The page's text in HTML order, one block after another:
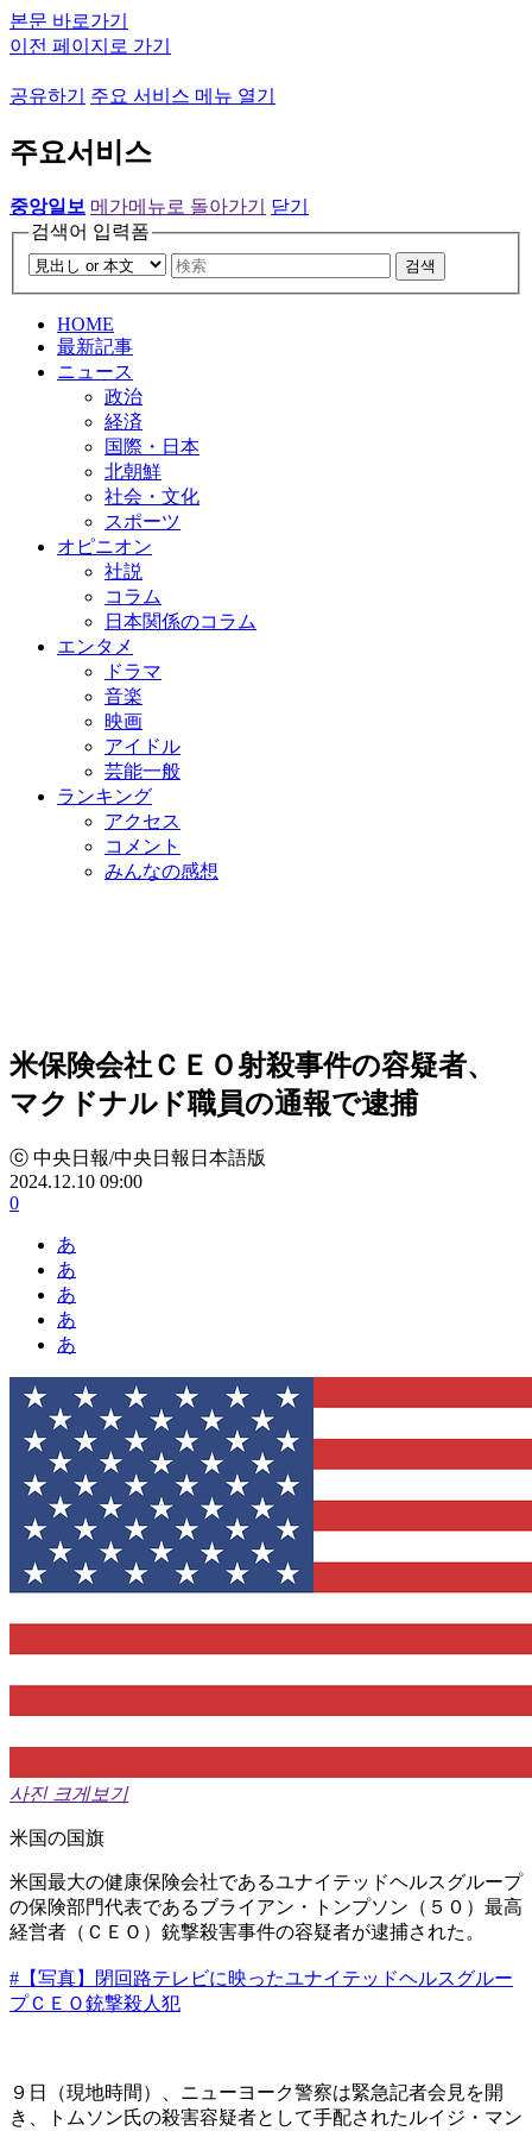
본문 바로가기
이전 페이지로 가기
공유하기 주요 서비스 메뉴 열기
주요서비스
중앙일보 메가메뉴로 돌아가기
닫기
검색어 입력폼
검색
HOME
最新記事
ニュース
政治
経済
国際・日本
北朝鮮
社会・文化
スポーツ
オピニオン
社説
コラム
日本関係のコラム
エンタメ
ドラマ
音楽
映画
アイドル
芸能一般
ランキング
アクセス
コメント
みんなの感想
米保険会社ＣＥＯ射殺事件の容疑者、
マクドナルド職員の通報で逮捕
ⓒ 中央日報/中央日報日本語版
2024.12.10 09:00
0
あ
あ
あ
あ
あ
사진 크게보기
米国の国旗
米国最大の健康保険会社であるユナイテッドヘルスグループ
の保険部門代表であるブライアン・トンプソン（５０）最高
経営者（ＣＥＯ）銃撃殺害事件の容疑者が逮捕された。
#【写真】閉回路テレビに映ったユナイテッドヘルスグルー
プＣＥＯ銃撃殺人犯
９日（現地時間）、ニューヨーク警察は緊急記者会見を開
き、トムソン氏の殺害容疑者として手配されたルイジ・マン